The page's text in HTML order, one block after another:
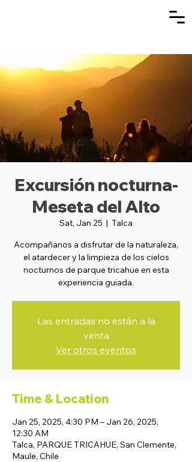
Excursión nocturna-
Meseta del Alto
Sat, Jan 25
  |
Talca
Acompañanos a disfrutar de la naturaleza,
el atardecer y la limpieza de los cielos
nocturnos de parque tricahue en esta
experiencia guiada.
Las entradas no están a la
venta
Ver otros eventos
Time & Location
Jan 25, 2025, 4:30 PM – Jan 26, 2025,
12:30 AM
Talca, PARQUE TRICAHUE, San Clemente,
Maule, Chile